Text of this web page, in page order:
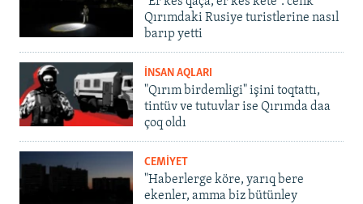
Qırımdaki Rusiye turistlerine nasıl
barıp yetti
İNSAN AQLARI
"Qırım birdemligi" işini toqtattı,
tintüv ve tutuvlar ise Qırımda daa
çoq oldı
CEMİYET
"Haberlerge köre, yarıq bere
ekenler, amma biz bütünley